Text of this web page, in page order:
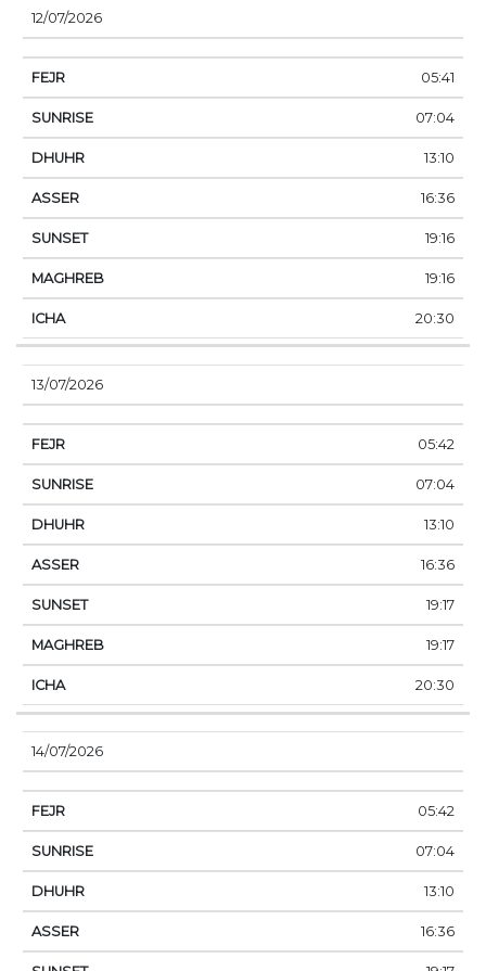
12/07/2026
05:41
07:04
13:10
16:36
19:16
19:16
20:30
13/07/2026
05:42
07:04
13:10
16:36
19:17
19:17
20:30
14/07/2026
05:42
07:04
13:10
16:36